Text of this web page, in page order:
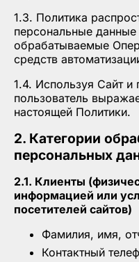
1.3. Политика
персональные данные
обрабатываемые
средств
1.4. Используя Сайт и
пользователь
настоящей Политики.
2. Категории
персональных
2.1. Клиенты
информацией или
посетителей сайтов)
Фамилия, имя,
Контактный